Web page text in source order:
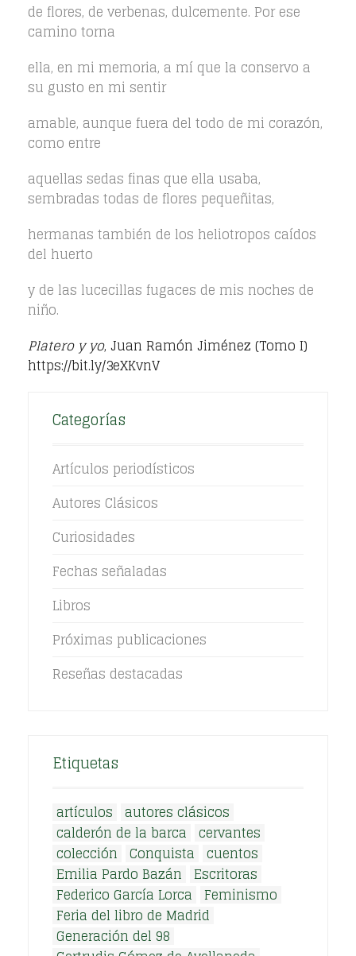
de flores, de verbenas, dulcemente. Por ese
camino torna
ella, en mi memoria, a mí que la conservo a
su gusto en mi sentir
amable, aunque fuera del todo de mi corazón,
como entre
aquellas sedas finas que ella usaba,
sembradas todas de flores pequeñitas,
hermanas también de los heliotropos caídos
del huerto
y de las lucecillas fugaces de mis noches de
niño.
Platero y yo, Juan Ramón Jiménez (Tomo I)
https://bit.ly/3eXKvnV
Categorías
Artículos periodísticos
Autores Clásicos
Curiosidades
Fechas señaladas
Libros
Próximas publicaciones
Reseñas destacadas
Etiquetas
artículos
autores clásicos
calderón de la barca cervantes
colección Conquista cuentos
Emilia Pardo Bazán
Escritoras
Federico García Lorca
Feminismo
Feria del libro de Madrid
Generación del 98